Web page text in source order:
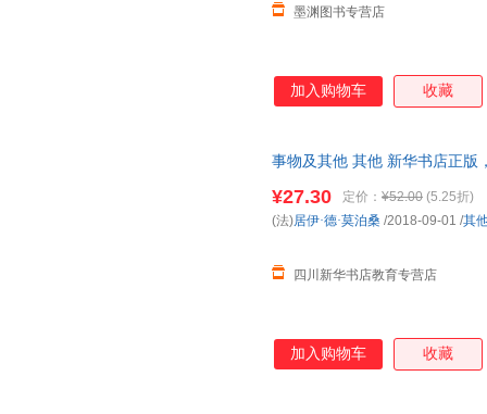
墨渊图书专营店
加入购物车 收藏
事物及其他 其他 新华书店正版
¥27.30 定价： ¥52.00 (5.25折)
四川新华书店教育专营店
(法)居伊·德·莫泊桑 /2018-09-01 /其
加入购物车 收藏